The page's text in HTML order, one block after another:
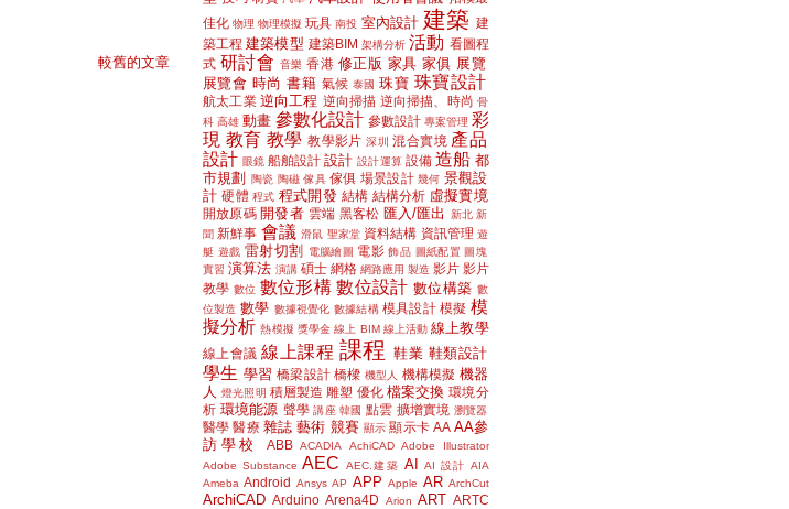
較舊的文章
佳化 物理 物理模擬 玩具 南投 室內設計 建築 建
築工程 建築模型 建築BIM 架構分析 活動 看圖程
式 研討會 音樂 香港 修正版 家具 家俱 展覽
展覽會 時尚 書籍 氣候 泰國 珠寶 珠寶設計
航太工業 逆向工程 逆向掃描 逆向掃描、時尚 骨
科 高雄 動畫 參數化設計 參數設計 專案管理 彩
現 教育 教學 教學影片 深圳 混合實境 產品
設計 眼鏡 船舶設計 設計 設計運算 設備 造船 都
市規劃
陶瓷 陶磁 傢具 傢俱 場景設計 幾何 景觀設
計 硬體 程式 程式開發 結構 結構分析 虛擬實境
開放原碼 開發者 雲端 黑客松 匯入/匯出 新北 新
聞 新鮮事 會議 滑鼠 聖家堂 資料結構 資訊管理 遊
艇 遊戲 雷射切割 電腦繪圖 電影 飾品 圖紙配置 圖塊
實習 演算法 演講 碩士 網格 網路應用 製造 影片 影片
教學 數位 數位形構 數位設計 數位構築 數
位製造 數學 數據視覺化 數據結構 模具設計 模擬 模
擬分析 熱模擬 獎學金 線上 BIM 線上活動 線上教學
線上會議 線上課程 課程 鞋業 鞋類設計
學生 學習 橋梁設計 橋樑 機型人 機構模擬 機器
人
燈光照明 積層製造 雕塑 優化 檔案交換 環境分
析 環境能源 聲學 講座 韓國 點雲 擴增實境 瀏覽器
醫學 醫療 雜誌 藝術 競賽 顯示 顯示卡 AA AA參
訪學校
ABB ACADIA AchiCAD
Adobe Illustrator
Adobe Substance AEC AEC.建築 AI AI 設計 AIA
Ameba Android Ansys AP APP Apple AR ArchCut
ArchiCAD Arduino Arena4D Arion ART ARTC